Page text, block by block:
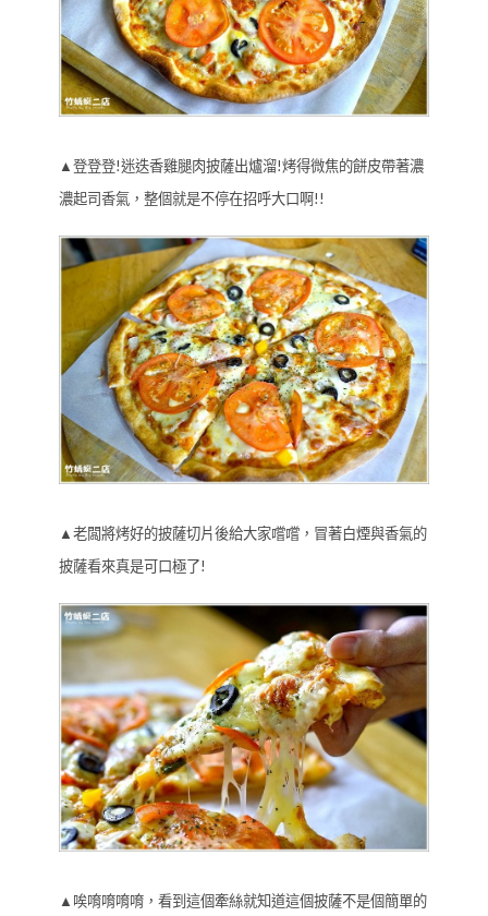
▲登登登!迷迭香雞腿肉披薩出爐溜!烤得微焦的餅皮帶著濃
濃起司香氣，整個就是不停在招呼大口啊!!
▲老闆將烤好的披薩切片後給大家嚐嚐，冒著白煙與香氣的
披薩看來真是可口極了!
▲唉唷唷唷唷，看到這個牽絲就知道這個披薩不是個簡單的